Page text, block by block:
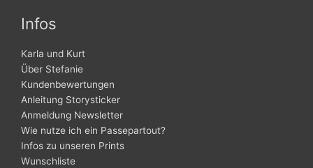
Infos
Karla und Kurt
Über Stefanie
Kundenbewertungen
Anleitung Storysticker
Anmeldung Newsletter
Wie nutze ich ein Passepartout?
Infos zu unseren Prints
Wunschliste